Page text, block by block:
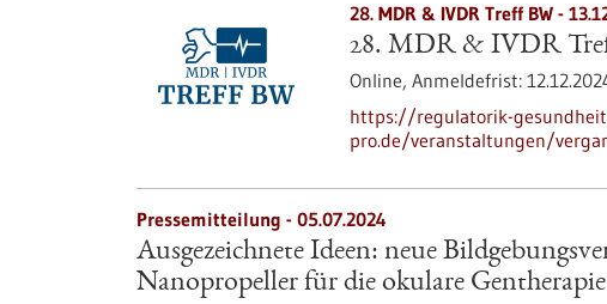
28. MDR & IVDR Treff BW -
28. MDR & IVDR
Online, Anmeldefrist:
https://regulatorik-
pro.de/veranstaltungen/
Pressemitteilung - 05.07.2024
Ausgezeichnete Ideen: neue
Nanopropeller für die okulare Gentherapie